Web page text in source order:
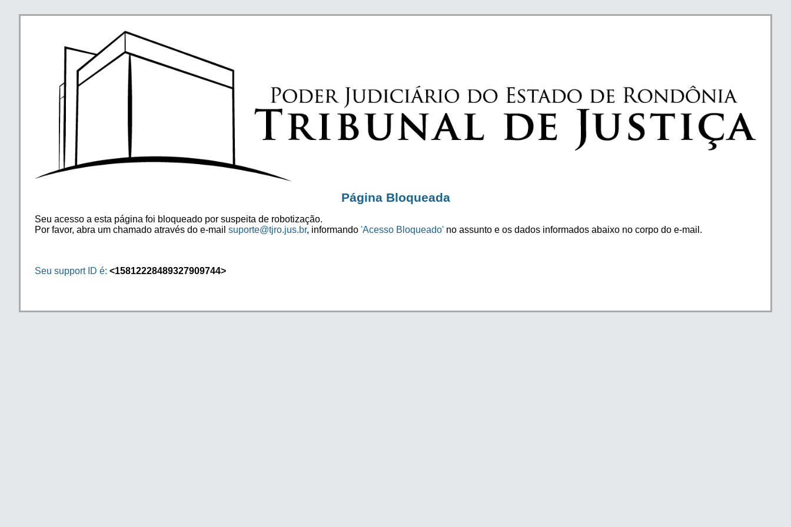
Página Bloqueada
Seu acesso a esta página foi bloqueado por suspeita de robotização.
Por favor, abra um chamado através do e-mail suporte@tjro.jus.br, informando 'Acesso Bloqueado' no assunto e os dados informados abaixo no corpo do e-mail.
Seu support ID é: <15812228489327909744>